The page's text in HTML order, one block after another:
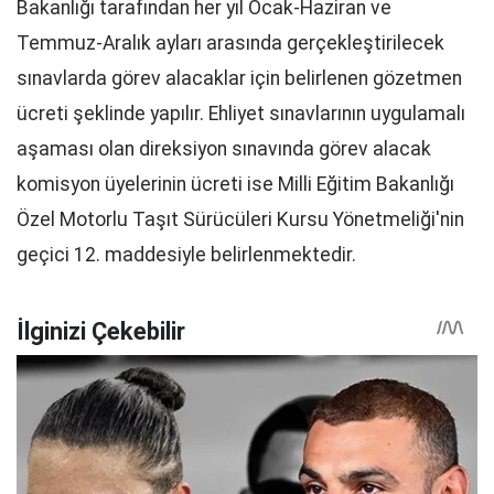
Bakanlığı tarafından her yıl Ocak-Haziran ve
Temmuz-Aralık ayları arasında gerçekleştirilecek
sınavlarda görev alacaklar için belirlenen gözetmen
ücreti şeklinde yapılır. Ehliyet sınavlarının uygulamalı
aşaması olan direksiyon sınavında görev alacak
komisyon üyelerinin ücreti ise Milli Eğitim Bakanlığı
Özel Motorlu Taşıt Sürücüleri Kursu Yönetmeliği'nin
geçici 12. maddesiyle belirlenmektedir.